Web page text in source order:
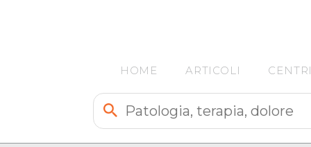
HOME ARTICOLI CENTRI